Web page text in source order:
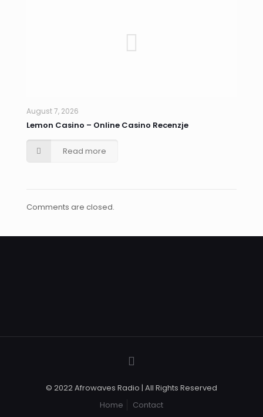
August 7, 2026
Lemon Casino – Online Casino Recenzje
Read more
Comments are closed.
© 2022 Afrowaves Radio | All Rights Reserved
Home
Contact